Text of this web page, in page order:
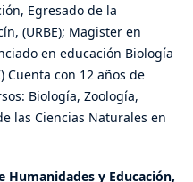
Egresado de la
(URBE); Magister en
en educación Biología
Cuenta con 12 años de
Biología, Zoología,
las Ciencias Naturales en
Humanidades y Educación,